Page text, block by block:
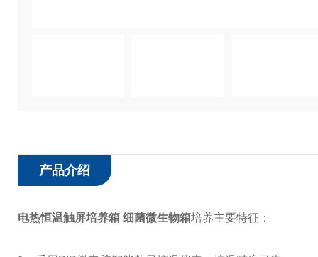
产品介绍
电热恒温触屏培养箱 细菌微生物箱培养主要特征：